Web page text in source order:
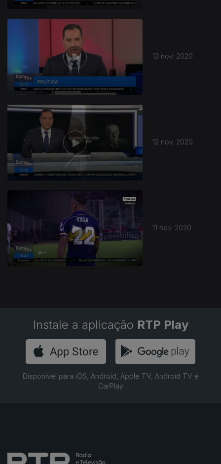
13 nov. 2020
12 nov. 2020
11 nov. 2020
505296
Instale a aplicação RTP Play
Disponível para iOS, Android, Apple TV, Android TV e
CarPlay